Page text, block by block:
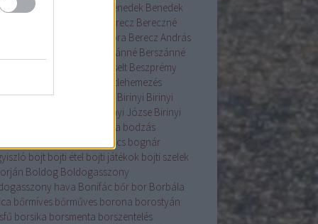
beigli Benedek Benedek
Berecz Bereczné
Bereczné Lázár Nóra Berecz András
Berszánné Berszánné
berzselt Beszprémy
betlehemezés
kiállítás
Birinyi Birinyi
Birinyi Józse Birinyi
bodza bodzás
bogáncs bognár
böjt böjti étel böjti játékok böjti szelek
Boldog Boldogasszony
hava Bonifác bőr bor Borbála
bőrmíves bőrműves borona borostyán
borsika borsmenta borszentelés